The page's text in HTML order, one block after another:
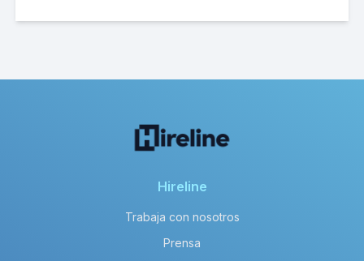
Hireline
Trabaja con nosotros
Prensa